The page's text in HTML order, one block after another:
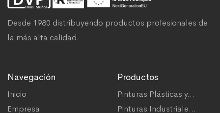
Desde 1980 distribuyendo productos profesionales de
la más alta calidad.
Navegación
Inicio
Empresa
Productos
Pinturas Plásticas y...
Pinturas Industriale...